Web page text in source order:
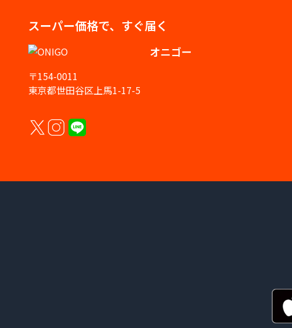
スーパー価格で、すぐ届く
オニゴー
〒154-0011
東京都世田谷区上馬1-17-5